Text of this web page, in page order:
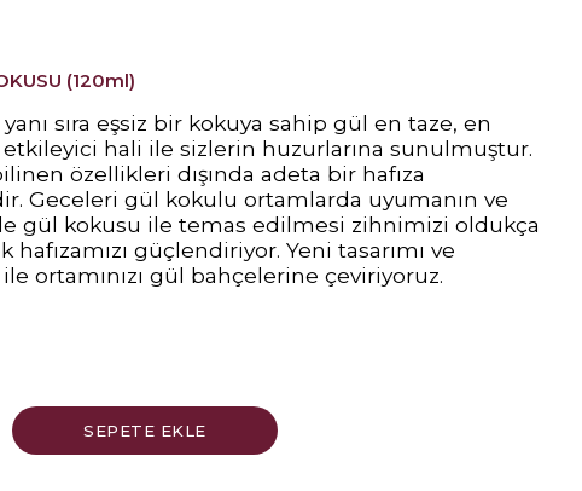
(120ml)
sıra eşsiz bir kokuya sahip gül en taze, en
etkileyici hali ile sizlerin huzurlarına sunulmuştur.
özellikleri dışında adeta bir hafıza
Geceleri gül kokulu ortamlarda uyumanın ve
gül kokusu ile temas edilmesi zihnimizi oldukça
güçlendiriyor. Yeni tasarımı ve
ortamınızı gül bahçelerine çeviriyoruz.